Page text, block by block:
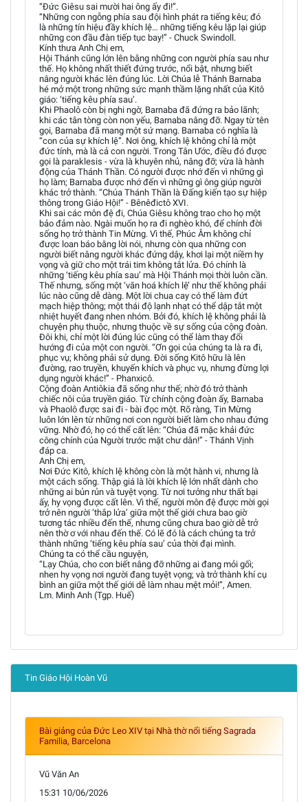
“Đức Giêsu sai mười hai ông ấy đi!”.
“Những con ngỗng phía sau đội hình phát ra tiếng kêu; đó
là những tín hiệu đầy khích lệ… những tiếng kêu lặp lại giúp
những con đầu đàn tiếp tục bay!” - Chuck Swindoll.
Kính thưa Anh Chị em,
Hội Thánh cũng lớn lên bằng những con người phía sau như
thế. Họ không nhất thiết đứng trước, nổi bật, nhưng biết
nâng người khác lên đúng lúc. Lời Chúa lễ Thánh Barnaba
hé mở một trong những sức mạnh thầm lặng nhất của Kitô
giáo: ‘tiếng kêu phía sau’.
Khi Phaolô còn bị nghi ngờ, Barnaba đã đứng ra bảo lãnh;
khi các tân tòng còn non yếu, Barnaba nâng đỡ. Ngay từ tên
gọi, Barnaba đã mang một sứ mạng. Barnaba có nghĩa là
“con của sự khích lệ”. Nơi ông, khích lệ không chỉ là một
đức tính, mà là cả con người. Trong Tân Ước, điều đó được
gọi là paraklesis - vừa là khuyên nhủ, nâng đỡ; vừa là hành
động của Thánh Thần. Có người được nhớ đến vì những gì
họ làm; Barnaba được nhớ đến vì những gì ông giúp người
khác trở thành. “Chúa Thánh Thần là Đấng kiến tạo sự hiệp
thông trong Giáo Hội!” - Bênêđictô XVI.
Khi sai các môn đệ đi, Chúa Giêsu không trao cho họ một
bảo đảm nào. Ngài muốn họ ra đi nghèo khó, để chính đời
sống họ trở thành Tin Mừng. Vì thế, Phúc Âm không chỉ
được loan báo bằng lời nói, nhưng còn qua những con
người biết nâng người khác đứng dậy, khơi lại một niềm hy
vọng và giữ cho một trái tim không tắt lửa. Đó chính là
những ‘tiếng kêu phía sau’ mà Hội Thánh mọi thời luôn cần.
Thế nhưng, sống một ‘văn hoá khích lệ’ như thế không phải
lúc nào cũng dễ dàng. Một lời chua cay có thể làm đứt
mạch hiệp thông; một thái độ lạnh nhạt có thể dập tắt một
nhiệt huyết đang nhen nhóm. Bởi đó, khích lệ không phải là
chuyện phụ thuộc, nhưng thuộc về sự sống của cộng đoàn.
Đôi khi, chỉ một lời đúng lúc cũng có thể làm thay đổi
hướng đi của một con người. “Ơn gọi của chúng ta là ra đi,
phục vụ; không phải sử dụng. Đời sống Kitô hữu là lên
đường, rao truyền, khuyến khích và phục vụ, nhưng đừng lợi
dụng người khác!” - Phanxicô.
Cộng đoàn Antiôkia đã sống như thế; nhờ đó trở thành
chiếc nôi của truyền giáo. Từ chính cộng đoàn ấy, Barnaba
và Phaolô được sai đi - bài đọc một. Rõ ràng, Tin Mừng
luôn lớn lên từ những nơi con người biết làm cho nhau đứng
vững. Nhờ đó, họ có thể cất lên: “Chúa đã mặc khải đức
công chính của Người trước mặt chư dân!” - Thánh Vịnh
đáp ca.
Anh Chị em,
Nơi Đức Kitô, khích lệ không còn là một hành vi, nhưng là
một cách sống. Thập giá là lời khích lệ lớn nhất dành cho
những ai bủn rủn và tuyệt vọng. Từ nơi tưởng như thất bại
ấy, hy vọng được cất lên. Vì thế, người môn đệ được mời gọi
trở nên người ‘thắp lửa’ giữa một thế giới chưa bao giờ
tương tác nhiều đến thế, nhưng cũng chưa bao giờ dễ trở
nên thờ ơ với nhau đến thế. Có lẽ đó là cách chúng ta trở
thành những ‘tiếng kêu phía sau’ của thời đại mình.
Chúng ta có thể cầu nguyện,
“Lạy Chúa, cho con biết nâng đỡ những ai đang mỏi gối;
nhen hy vọng nơi người đang tuyệt vọng; và trở thành khí cụ
bình an giữa một thế giới dễ làm nhau mệt mỏi!”, Amen.
Lm. Minh Anh (Tgp. Huế)
Tin Giáo Hội Hoàn Vũ
Bài giảng của Đức Leo XIV tại Nhà thờ nổi tiếng Sagrada
Familia, Barcelona
Vũ Văn An
15:31 10/06/2026